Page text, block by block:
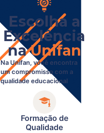
Escolha a
Excelência
naUnifan
Na Unifan, você encontra
um compromisso com a
qualidade educacional
Formação de
Qualidade